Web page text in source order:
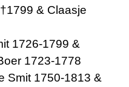
& Claasje
1726-1799 &
1723-1778
Smit 1750-1813 &